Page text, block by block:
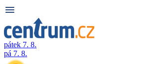
pátek 7. 8.
pá 7. 8.